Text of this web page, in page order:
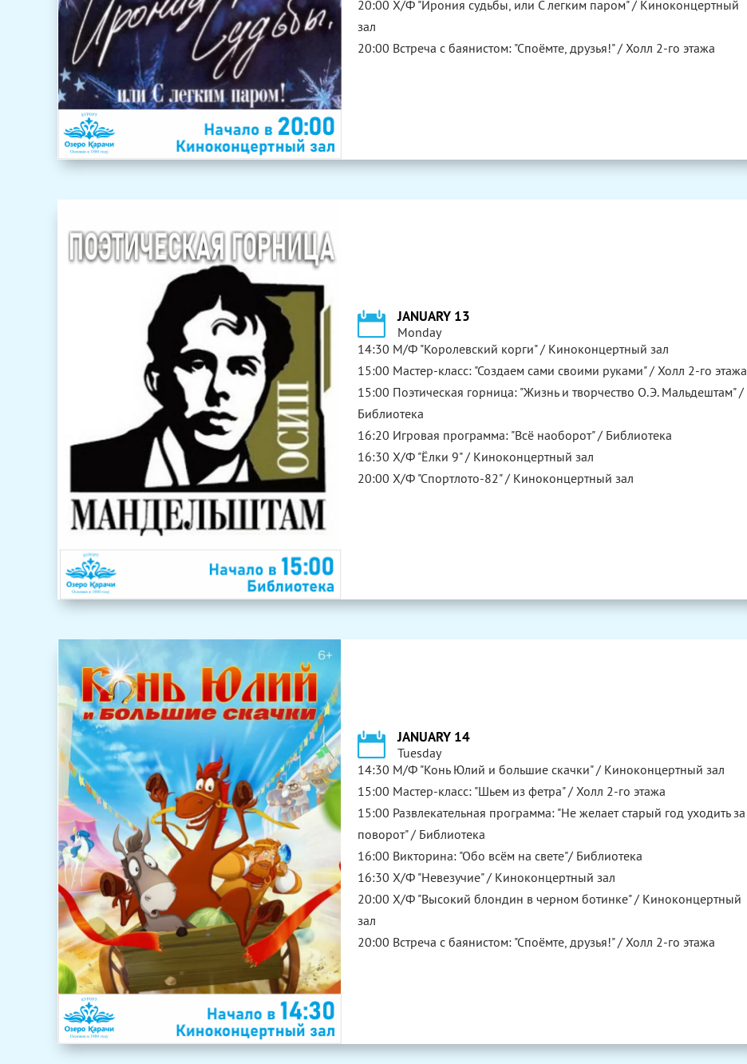
20:00 Х/Ф "Ирония судьбы, или С легким паром" / Киноконцертный
зал
20:00 Встреча с баянистом: "Споёмте, друзья!" / Холл 2-го этажа
JANUARY 13
Monday
14:30 М/Ф "Королевский корги" / Киноконцертный зал
15:00 Мастер-класс: "Создаем сами своими руками" / Холл 2-го этажа
15:00 Поэтическая горница: "Жизнь и творчество О.Э. Мальдештам" /
Библиотека
16:20 Игровая программа: "Всё наоборот" / Библиотека
16:30 Х/Ф "Ёлки 9" / Киноконцертный зал
20:00 Х/Ф "Спортлото-82" / Киноконцертный зал
JANUARY 14
Tuesday
14:30 М/Ф "Конь Юлий и большие скачки" / Киноконцертный зал
15:00 Мастер-класс: "Шьем из фетра" / Холл 2-го этажа
15:00 Развлекательная программа: "Не желает старый год уходить за
поворот" / Библиотека
16:00 Викторина: "Обо всём на свете"/ Библиотека
16:30 Х/Ф "Невезучие" / Киноконцертный зал
20:00 Х/Ф "Высокий блондин в черном ботинке" / Киноконцертный
зал
20:00 Встреча с баянистом: "Споёмте, друзья!" / Холл 2-го этажа